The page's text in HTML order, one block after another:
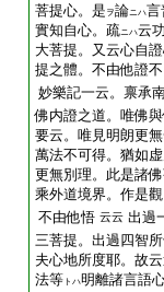
菩提心。是 ヲ論ニハ言
實知自心。疏ニハ云
大菩提。又云心自
提之體。不由他證
妙樂記一云。禀承
佛内證之道。唯佛
要云。唯見明朗更
萬法不可得。猶如
更無別理。此是諸
乘外道境界。作是
不由他悟 云云 出過
三菩提。出過四智
夫心地所度耶。故
法等 トハ明離諸言語